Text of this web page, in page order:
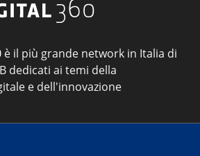
è il più grande network in Italia di
dedicati ai temi della
e dell'innovazione